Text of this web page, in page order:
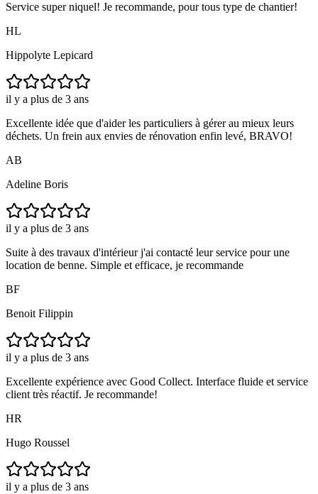
Service super niquel! Je recommande, pour tous type de chantier!
HL
Hippolyte Lepicard
il y a plus de 3 ans
Excellente idée que d'aider les particuliers à gérer au mieux leurs
déchets. Un frein aux envies de rénovation enfin levé, BRAVO!
AB
Adeline Boris
il y a plus de 3 ans
Suite à des travaux d'intérieur j'ai contacté leur service pour une
location de benne. Simple et efficace, je recommande
BF
Benoit Filippin
il y a plus de 3 ans
Excellente expérience avec Good Collect. Interface fluide et service
client très réactif. Je recommande!
HR
Hugo Roussel
il y a plus de 3 ans